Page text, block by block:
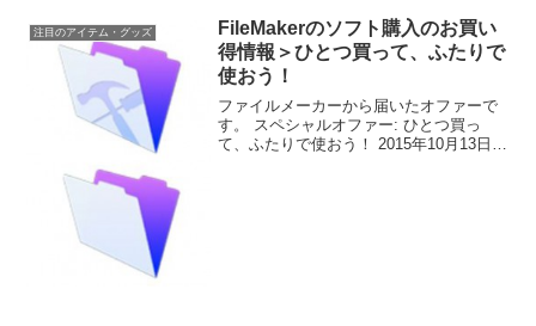
ときに、たまたまボールペンを忘れて、
知り合いに借りて、これは書...
注目のアイテム・グッズ
FileMakerのソフト購入のお買い
得情報＞ひとつ買って、ふたりで
使おう！
ファイルメーカーから届いたオファーで
す。 スペシャルオファー: ひとつ買っ
て、ふたりで使おう！ 2015年10月13日か